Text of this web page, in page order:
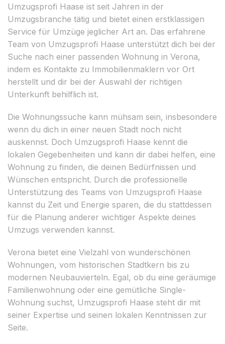
Umzugsprofi Haase ist seit Jahren in der
Umzugsbranche tätig und bietet einen erstklassigen
Service für Umzüge jeglicher Art an. Das erfahrene
Team von Umzugsprofi Haase unterstützt dich bei der
Suche nach einer passenden Wohnung in Verona,
indem es Kontakte zu Immobilienmaklern vor Ort
herstellt und dir bei der Auswahl der richtigen
Unterkunft behilflich ist.
Die Wohnungssuche kann mühsam sein, insbesondere
wenn du dich in einer neuen Stadt noch nicht
auskennst. Doch Umzugsprofi Haase kennt die
lokalen Gegebenheiten und kann dir dabei helfen, eine
Wohnung zu finden, die deinen Bedürfnissen und
Wünschen entspricht. Durch die professionelle
Unterstützung des Teams von Umzugsprofi Haase
kannst du Zeit und Energie sparen, die du stattdessen
für die Planung anderer wichtiger Aspekte deines
Umzugs verwenden kannst.
Verona bietet eine Vielzahl von wunderschönen
Wohnungen, vom historischen Stadtkern bis zu
modernen Neubauvierteln. Egal, ob du eine geräumige
Familienwohnung oder eine gemütliche Single-
Wohnung suchst, Umzugsprofi Haase steht dir mit
seiner Expertise und seinen lokalen Kenntnissen zur
Seite.